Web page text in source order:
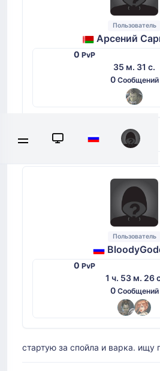
Пользователь
Арсений
0 PvP
35 м. 31 с.
0 Сообщений
стартую за дестра. Ищу пати
Пользователь
0 PvP
1 ч. 53 м. 26
0 Сообщений
стартую за спойла и варка. ищу